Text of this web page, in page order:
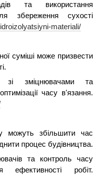
та використання
збереження сухості
materiali/
суміші може призвести
зі зміцнювачами та
часу в'язання.
можуть збільшити час
процес будівництва.
та контроль часу
ефективності робіт.